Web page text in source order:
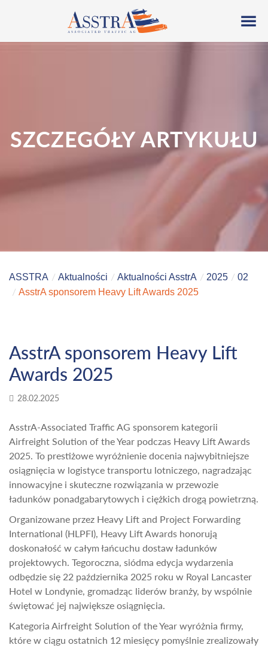
SZCZEGÓŁY ARTYKUŁU
ASSTRA Aktualności Aktualności AsstrA 2025
02
AsstrA sponsorem Heavy Lift Awards 2025
AsstrA sponsorem Heavy Lift
Awards 2025
28.02.2025
AsstrA-Associated Traffic AG sponsorem kategorii
Airfreight Solution of the Year podczas Heavy Lift Awards
2025. To prestiżowe wyróżnienie docenia najwybitniejsze
osiągnięcia w logistyce transportu lotniczego, nagradzając
innowacyjne i skuteczne rozwiązania w przewozie
ładunków ponadgabarytowych i ciężkich drogą powietrzną.
Organizowane przez Heavy Lift and Project Forwarding
International (HLPFI), Heavy Lift Awards honorują
doskonałość w całym łańcuchu dostaw ładunków
projektowych. Tegoroczna, siódma edycja wydarzenia
odbędzie się 22 października 2025 roku w Royal Lancaster
Hotel w Londynie, gromadząc liderów branży, by wspólnie
świętować jej największe osiągnięcia.
Kategoria Airfreight Solution of the Year wyróżnia firmy,
które w ciągu ostatnich 12 miesięcy pomyślnie zrealizowały